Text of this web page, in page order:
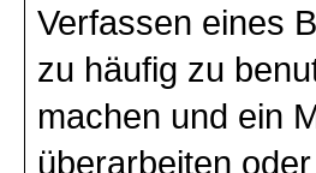
Verfassen eines
zu häufig zu
machen und ein
überarbeiten